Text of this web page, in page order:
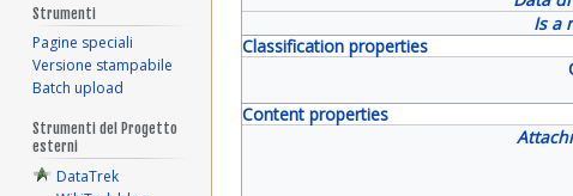
Is a
Classification properties
Content properties
Strumenti
Pagine speciali
Versione stampabile
Batch upload
Strumenti del Progetto
esterni
DataTrek